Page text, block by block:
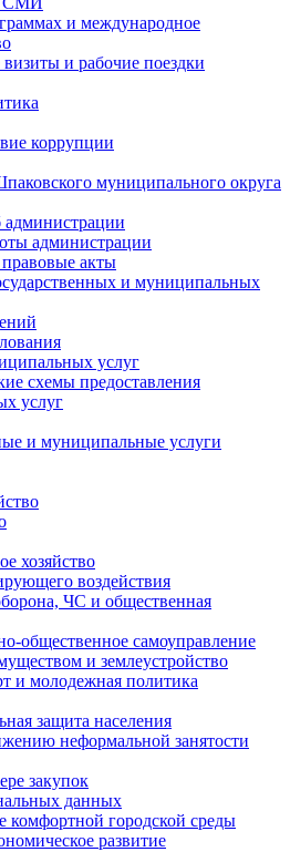
и международное
и рабочие поездки
коррупции
муниципального округа
администрации
акты
и муниципальных
услуг
схемы предоставления
услуг
и муниципальные услуги
хозяйство
воздействия
ЧС и общественная
общественное самоуправление
и землеустройство
и молодежная политика
защита населения
неформальной занятости
закупок
данных
комфортной городской среды
развитие